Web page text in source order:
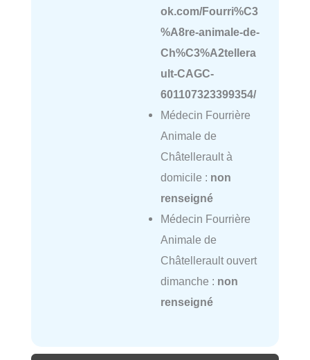
ok.com/Fourri%C3
%A8re-animale-de-
Ch%C3%A2tellera
ult-CAGC-
601107323399354/
Médecin Fourrière
Animale de
Châtellerault à
domicile : non
renseigné
Médecin Fourrière
Animale de
Châtellerault ouvert
dimanche : non
renseigné